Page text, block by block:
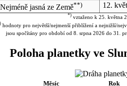
Nejméně jasná ze Země**) 12.
*)vztaženo k 25. května
hodnoty pro největší/nejmenší přiblížení a nejnižší/
jsou spočítány pro období od 8. srpna 2026 do 31.
Poloha planetky ve
Měsíc Rok